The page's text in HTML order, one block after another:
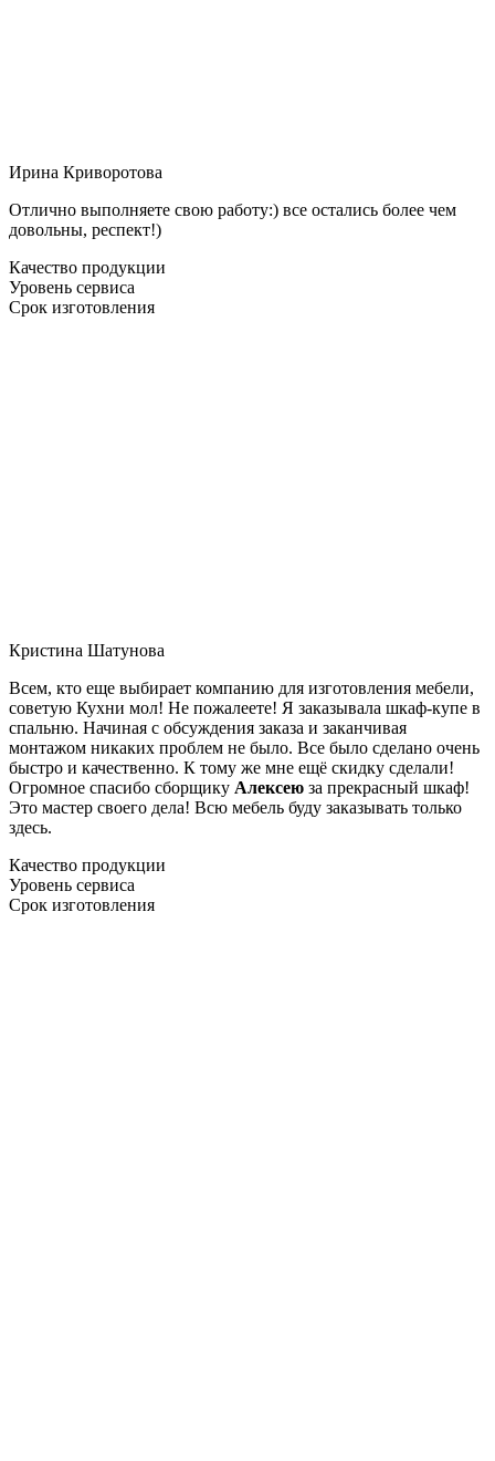
Ирина Криворотова
Отлично выполняете свою работу:) все остались более чем
довольны, респект!)
Качество продукции
Уровень сервиса
Срок изготовления
Кристина Шатунова
Всем, кто еще выбирает компанию для изготовления мебели,
советую Кухни мол! Не пожалеете! Я заказывала шкаф-купе в
спальню. Начиная с обсуждения заказа и заканчивая
монтажом никаких проблем не было. Все было сделано очень
быстро и качественно. К тому же мне ещё скидку сделали!
Огромное спасибо сборщику Алексею за прекрасный шкаф!
Это мастер своего дела! Всю мебель буду заказывать только
здесь.
Качество продукции
Уровень сервиса
Срок изготовления